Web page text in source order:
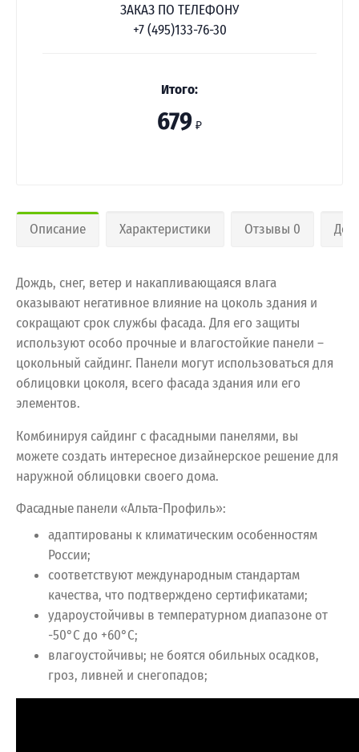
ЗАКАЗ ПО ТЕЛЕФОНУ
+7 (495)133-76-30
Итого:
679 ₽
Описание Характеристики Отзывы 0
Дождь, снег, ветер и накапливающаяся влага
оказывают негативное влияние на цоколь здания и
сокращают срок службы фасада. Для его защиты
используют особо прочные и влагостойкие панели –
цокольный сайдинг. Панели могут использоваться для
облицовки цоколя, всего фасада здания или его
элементов.
Комбинируя сайдинг с фасадными панелями, вы
можете создать интересное дизайнерское решение для
наружной облицовки своего дома.
Фасадные панели «Альта-Профиль»:
адаптированы к климатическим особенностям
России;
соответствуют международным стандартам
качества, что подтверждено сертификатами;
удароустойчивы в температурном диапазоне от
-50°С до +60°С;
влагоустойчивы; не боятся обильных осадков,
гроз, ливней и снегопадов;